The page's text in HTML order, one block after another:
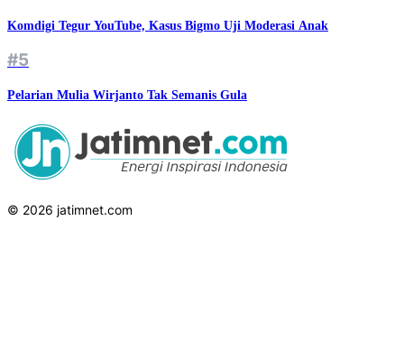
Komdigi Tegur YouTube, Kasus Bigmo Uji Moderasi Anak
#5
Pelarian Mulia Wirjanto Tak Semanis Gula
© 2026 jatimnet.com